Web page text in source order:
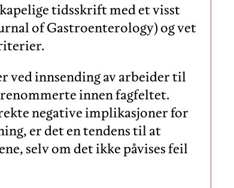
tidsskrift med et visst
of Gastroenterology) og vet
ved innsending av arbeider til
innen fagfeltet.
negative implikasjoner for
er det en tendens til at
selv om det ikke påvises feil